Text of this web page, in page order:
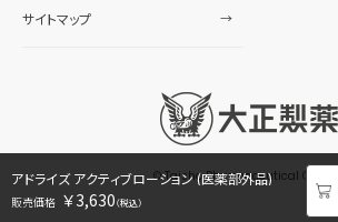
アドライズ アクティブローション (医薬部外品)
￥3,630（税込）
サイトマップ
© Taisho Pharmaceutical Co., Ltd.